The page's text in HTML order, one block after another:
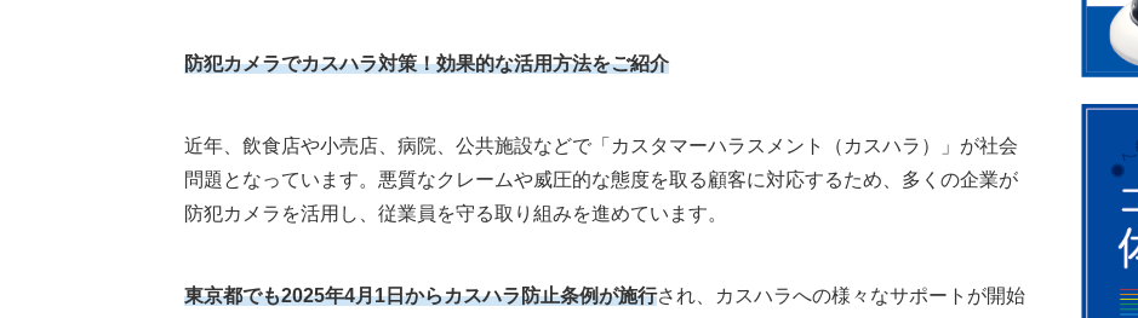
防犯カメラでカスハラ対策！効果的な活用方法をご紹介
近年、飲食店や小売店、病院、公共施設などで「カスタマーハラスメント（カスハラ）」が社会
問題となっています。悪質なクレームや威圧的な態度を取る顧客に対応するため、多くの企業が
防犯カメラを活用し、従業員を守る取り組みを進めています。
東京都でも2025年4月1日からカスハラ防止条例が施行され、カスハラへの様々なサポートが開始